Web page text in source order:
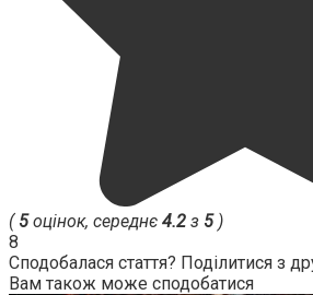
( 5оцінок, середнє 4.2 з 5)
8
Сподобалася стаття? Поділитися з
Вам також може сподобатися